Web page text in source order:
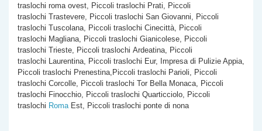
traslochi roma ovest, Piccoli traslochi Prati, Piccoli
traslochi Trastevere, Piccoli traslochi San Giovanni, Piccoli
traslochi Tuscolana, Piccoli traslochi Cinecittà, Piccoli
traslochi Magliana, Piccoli traslochi Gianicolese, Piccoli
traslochi Trieste, Piccoli traslochi Ardeatina, Piccoli
traslochi Laurentina, Piccoli traslochi Eur, Impresa di Pulizie Appia,
Piccoli traslochi Prenestina,Piccoli traslochi Parioli, Piccoli
traslochi Corcolle, Piccoli traslochi Tor Bella Monaca, Piccoli
traslochi Finocchio, Piccoli traslochi Quarticciolo, Piccoli
traslochi RomaEst, Piccoli traslochi ponte di nona